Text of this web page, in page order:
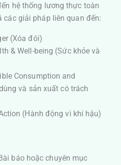
hệ thống lương thực toàn
các giải pháp liên quan đến:
(Xóa đói)
& Well-being (Sức khỏe và
Consumption and
và sản xuất có trách
(Hành động vì khí hậu)
báo hoặc chuyên mục